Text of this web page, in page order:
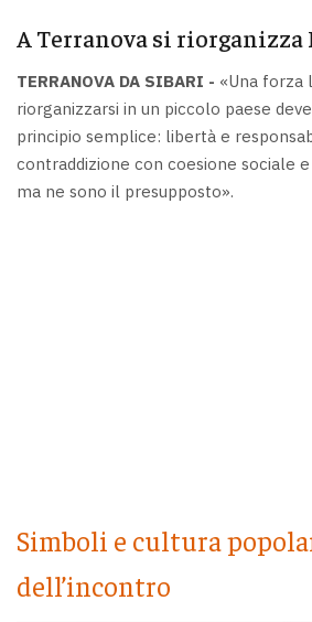
A Terranova si
TERRANOVA DA SIBARI - «Una forza
riorganizzarsi in un piccolo paese
principio semplice: libertà e
contraddizione con coesione sociale
ma ne sono il presupposto».
Simboli e cultura
dell’incontro